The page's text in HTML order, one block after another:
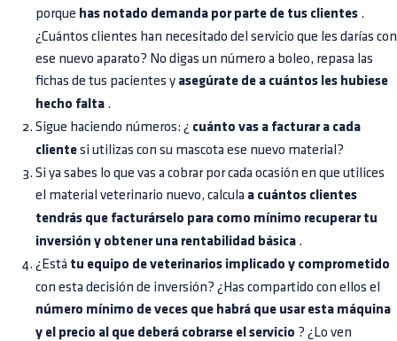
porque has notado demanda por parte de tus clientes .
¿Cuántos clientes han necesitado del servicio que les darías con
ese nuevo aparato? No digas un número a boleo, repasa las
fichas de tus pacientes y asegúrate de a cuántos les hubiese
hecho falta .
Sigue haciendo números: ¿ cuánto vas a facturar a cada
cliente si utilizas con su mascota ese nuevo material?
Si ya sabes lo que vas a cobrar por cada ocasión en que utilices
el material veterinario nuevo, calcula a cuántos clientes
tendrás que facturárselo para como mínimo recuperar tu
inversión y obtener una rentabilidad básica .
¿Está tu equipo de veterinarios implicado y comprometido
con esta decisión de inversión? ¿Has compartido con ellos el
número mínimo de veces que habrá que usar esta máquina
y el precio al que deberá cobrarse el servicio ? ¿Lo ven